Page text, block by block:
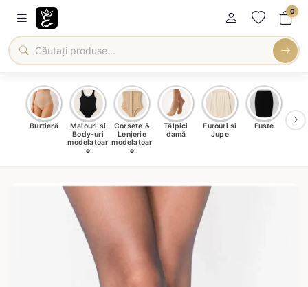
0
Burtieră
Maiouri si
Body-uri
modelatoar
e
Corsete &
Lenjerie
modelatoar
e
Tălpici
damă
Furouri si
Jupe
Fuste